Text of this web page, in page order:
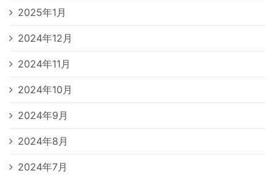
2025年1月
2024年12月
2024年11月
2024年10月
2024年9月
2024年8月
2024年7月